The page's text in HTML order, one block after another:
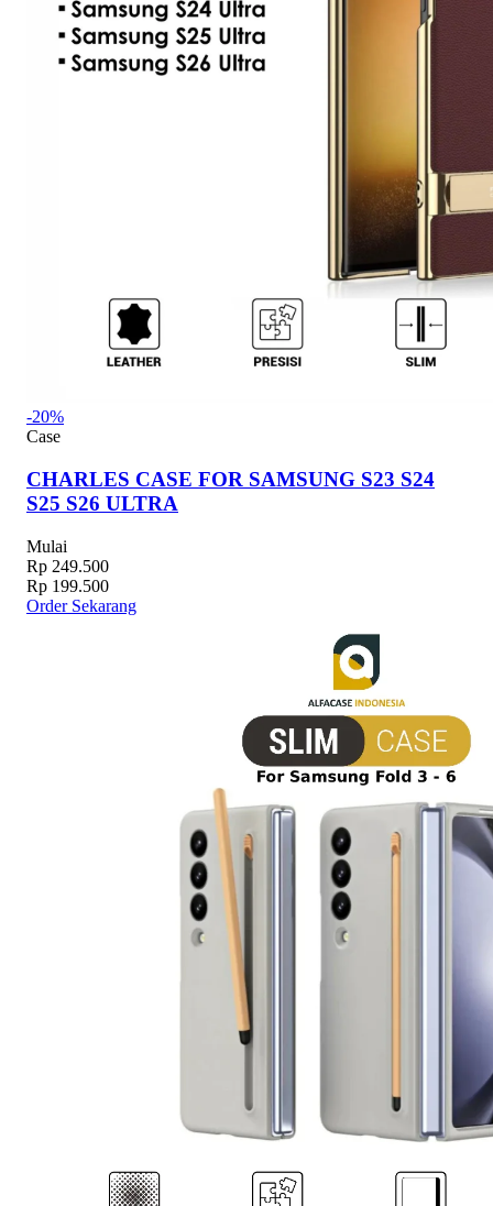
-20%
Case
CHARLES CASE FOR SAMSUNG S23 S24
S25 S26 ULTRA
Mulai
Rp 249.500
Rp 199.500
Order Sekarang